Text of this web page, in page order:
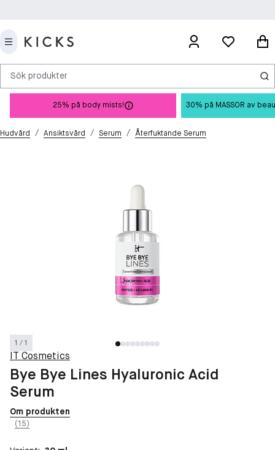
Sök produkter
25% på body mists! 30% på MASSOR av
Hudvård / Ansiktsvård / Serum / Återfuktande Serum
1 / 1
IT Cosmetics
Bye Bye Lines Hyaluronic Acid
Serum
Om produkten
(15)